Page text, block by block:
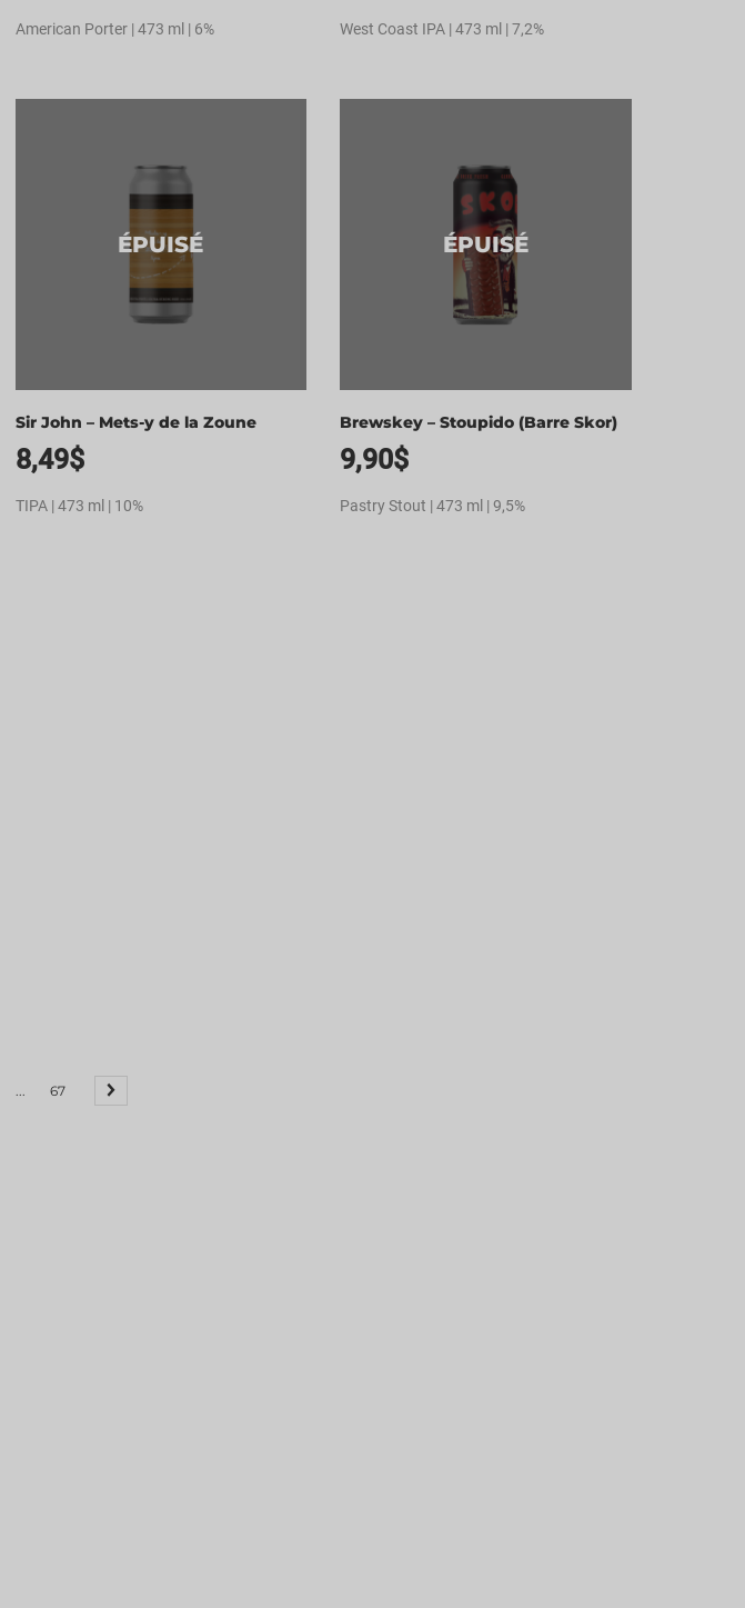
American Porter | 473 ml | 6% West Coast IPA | 473 ml | 7,2%
ÉPUISÉ
Sir John – Mets-y de la Zoune
8,49$
TIPA | 473 ml | 10%
ÉPUISÉ
Brewskey – Stoupido (Barre Skor)
9,90$
Pastry Stout | 473 ml | 9,5%
67